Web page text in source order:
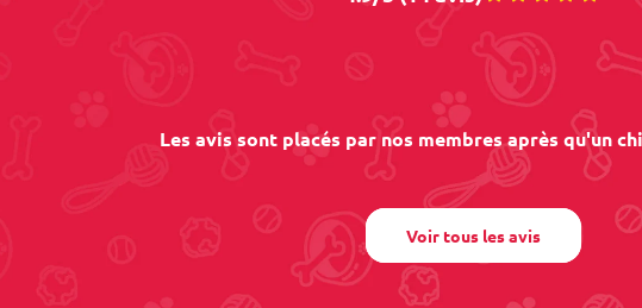
Les avis sont placés par nos membres après qu'un
Voir tous les avis